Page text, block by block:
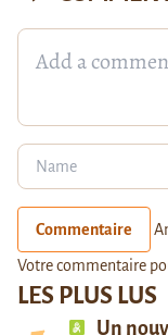
LES PLUS LUS
Un
Commentaire
Votre commentaire